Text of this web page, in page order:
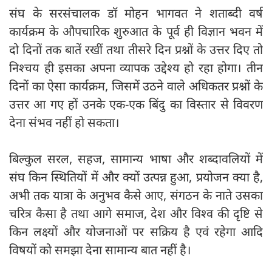
संघ के सरसंचालक डॉ मोहन भागवत ने शताब्दी वर्ष
कार्यक्रम के औपचारिक शुरुआत के पूर्व ही विज्ञान भवन में
दो दिनों तक बातें रखीं तथा तीसरे दिन प्रश्नों के उत्तर दिए तो
निश्चय ही इसका अपना व्यापक उद्देश्य हो रहा होगा। तीन
दिनों का ऐसा कार्यक्रम, जिसमें उठने वाले अधिकतर प्रश्नों के
उत्तर आ गए हों उनके एक-एक बिंदु का विस्तार से विवरण
देना संभव नहीं हो सकता।
बिल्कुल सरल, सहज, सामान्य भाषा और शब्दावलियों में
संघ किन स्थितियों में और क्यों उत्पन्न हुआ, प्रयोजन क्या है,
अभी तक यात्रा के अनुभव कैसे आए, संगठन के नाते उसका
चरित्र कैसा है तथा आगे समाज, देश और विश्व की दृष्टि से
किन लक्ष्यों और योजनाओं पर सक्रिय है एवं रहेगा आदि
विषयों को समझा देना सामान्य बात नहीं है।